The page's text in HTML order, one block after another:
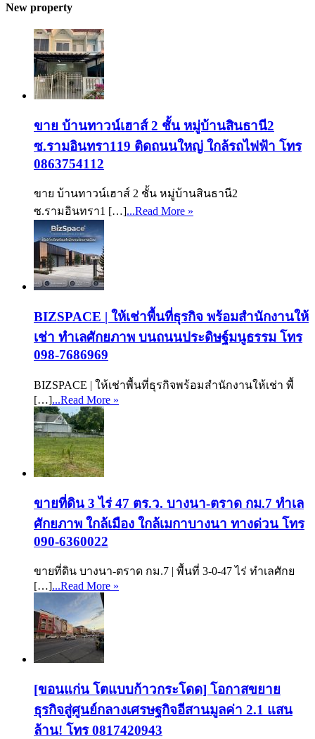
New property
ขาย บ้านทาวน์เฮาส์ 2 ชั้น หมู่บ้านสินธานี2
ซ.รามอินทรา119 ติดถนนใหญ่ ใกล้รถไฟฟ้า โทร
0863754112
ขาย บ้านทาวน์เฮาส์ 2 ชั้น หมู่บ้านสินธานี2
ซ.รามอินทรา1 […]...Read More »
BIZSPACE | ให้เช่าพื้นที่ธุรกิจ พร้อมสำนักงานให้
เช่า ทำเลศักยภาพ บนถนนประดิษฐ์มนูธรรม โทร
098-7686969
BIZSPACE | ให้เช่าพื้นที่ธุรกิจพร้อมสำนักงานให้เช่า พื้
[…]...Read More »
ขายที่ดิน 3 ไร่ 47 ตร.ว. บางนา-ตราด กม.7 ทำเล
ศักยภาพ ใกล้เมือง ใกล้เมกาบางนา ทางด่วน โทร
090-6360022
ขายที่ดิน บางนา-ตราด กม.7 | พื้นที่ 3-0-47 ไร่ ทำเลศักย
[…]...Read More »
[ขอนแก่น โตแบบก้าวกระโดด] โอกาสขยาย
ธุรกิจสู่ศูนย์กลางเศรษฐกิจอีสานมูลค่า 2.1 แสน
ล้าน! โทร 0817420943